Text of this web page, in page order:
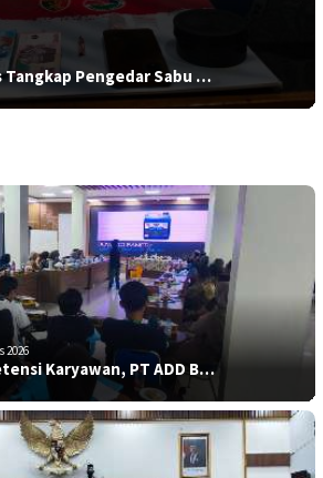
Tangkap Pengedar Sabu …
2026
Karyawan, PT ADD B…